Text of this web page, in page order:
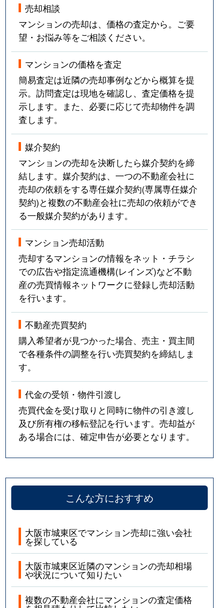
永田
永田
3,900万円 深江橋 徒歩8分
永田
3,400万円 深江橋 徒歩0分
永田
3,200万円 深江橋 徒歩9分
永田
930万円 深江橋 徒歩11分
永田
永田
永田
3,800万円 深江橋 徒歩0分
永田
1,700万円 深江橋 徒歩3分
永田
3,500万円 深江橋
永田
580万円
中浜
2,400万円 緑橋 徒歩6分
野江
480万円 蒲生四丁目 徒歩8分
野江
3,700万円 京橋(大阪) 徒歩9分
野江
4,300万円 京橋(大阪) 徒歩9分
野江
1,500万円 ＪＲ野江 徒歩8分
野江
1,600万円 ＪＲ野江 徒歩4分
野江
1,600万円 ＪＲ野江 徒歩8分
野江
870万円 ＪＲ野江 徒歩8分
野江
1,100万円 ＪＲ野江 徒歩8分
野江
3,900万円 ＪＲ野江 徒歩3分
1,700万円 野江
野江
徒歩9分
野江
750万円
野江
4,200万円 野江 徒歩6分
放出西
2,100万円 今福鶴見 徒歩15分
売却相談
マンションの売却は、価格の査定から。ご要
望・お悩み等をご相談ください。
マンションの価格を査定
簡易査定は近隣の売却事例などから概算を提
示。訪問査定は現地を確認し、査定価格を提
示します。また、必要に応じて売却物件を調
査します。
媒介契約
マンションの売却を決断したら媒介契約を締
結します。媒介契約は、一つの不動産会社に
売却の依頼をする専任媒介契約(専属専任媒介
契約)と複数の不動産会社に売却の依頼ができ
る一般媒介契約があります。
マンション売却活動
売却するマンションの情報をネット・チラシ
での広告や指定流通機構(レインズ)など不動
産の売買情報ネットワークに登録し売却活動
を行います。
不動産売買契約
購入希望者が見つかった場合、売主・買主間
で各種条件の調整を行い売買契約を締結しま
す。
代金の受領・物件引渡し
売買代金を受け取りと同時に物件の引き渡し
及び所有権の移転登記を行います。売却益が
ある場合には、確定申告が必要となります。
こんな方におすすめ
大阪市城東区でマンション売却に強い会社
を探している
大阪市城東区近隣のマンションの売却相場
や状況について知りたい
複数の不動産会社にマンションの査定価格